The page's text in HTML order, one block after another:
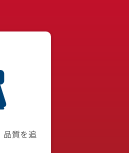
品質を追